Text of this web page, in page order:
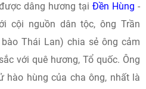
dâng hương tại Đền Hùng -
cội nguồn dân tộc, ông Trần
Thái Lan) chia sẻ ông cảm
với quê hương, Tổ quốc. Ông
hào hùng của cha ông, nhất là